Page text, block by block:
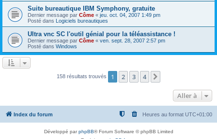
Suite bureautique IBM Symphony, gratuite
Dernier message par Côme « jeu. oct. 04, 2007 1:49 pm
Posté dans Logiciels bureautiques
Ultra vnc SC l'outil génial pour la téléassistance !
Dernier message par Côme « ven. sept. 28, 2007 2:57 pm
Posté dans Windows
158 résultats trouvés 1 2 3 4
Aller à
Index du forum Heures au format UTC+01:00
Développé parphpBB® Forum Software © phpBB Limited